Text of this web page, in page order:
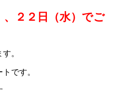
、２２日（水）でご
。
です。